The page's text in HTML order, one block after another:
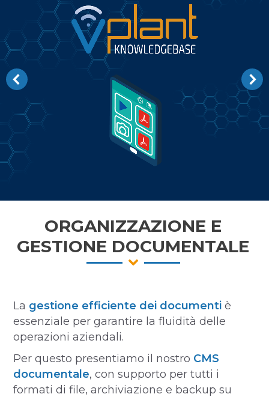
ORGANIZZAZIONE E
GESTIONE DOCUMENTALE
La gestione efficiente dei documenti è
essenziale per garantire la fluidità delle
operazioni aziendali.
Per questo presentiamo il nostro CMS
documentale, con supporto per tutti i
formati di file, archiviazione e backup su